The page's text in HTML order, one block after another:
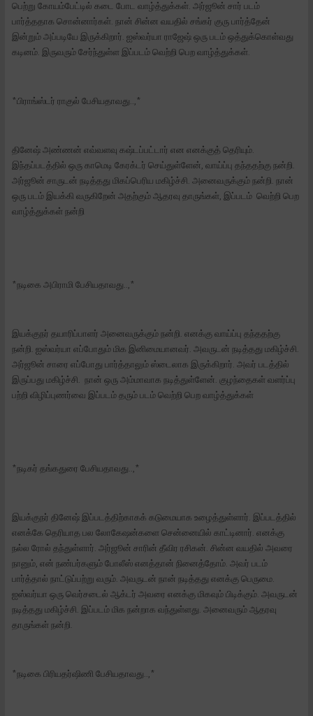
பெற்று கோயம்பேட்டில் கடை போட வாழ்த்துக்கள். அர்ஜூன் சார் படம்
பார்த்ததாக சொன்னார்கள். நான் சின்ன வயதில் சங்கர் குரு பார்த்தேன்
இன்றும் அப்படியே இருக்கிறார். ஐஸ்வர்யா ராஜேஷ் ஒரு படம் ஒத்துக்கொள்வது
கடினம். இருவரும் சேர்ந்துள்ள இப்படம் வெற்றி பெற வாழ்த்துக்கள்.
*பிராங்ஸ்டர் ராகுல் பேசியதாவது..,*
தினேஷ் அண்ணன் எவ்வளவு கஷ்டப்பட்டார் என எனக்குத் தெரியும்.
இந்தப்படத்தில் ஒரு காமெடி கேரக்டர் செய்துள்ளேன், வாய்ப்பு தந்ததற்கு நன்றி.
அர்ஜூன் சாருடன் நடித்தது மிகப்பெரிய மகிழ்ச்சி. அனைவருக்கும் நன்றி. நான்
ஒரு படம் இயக்கி வருகிறேன் அதற்கும் ஆதரவு தாருங்கள், இப்படம் வெற்றி பெற
வாழ்த்துக்கள் நன்றி
*நடிகை அபிராமி பேசியதாவது..,*
இயக்குநர் தயாரிப்பாளர் அனைவருக்கும் நன்றி. எனக்கு வாய்ப்பு தந்ததற்கு
நன்றி. ஐஸ்வர்யா எப்போதும் மிக இனிமையானவர். அவருடன் நடித்தது மகிழ்ச்சி.
அர்ஜூன் சாரை எப்போது பார்த்தாலும் ஸ்டைலாக இருக்கிறார். அவர் படத்தில்
இருப்பது மகிழ்ச்சி. நான் ஒரு அம்மாவாக நடித்துள்ளேன். குழந்தைகள் வளர்ப்பு
பற்றி விழிப்புணர்வை இப்படம் தரும் படம் வெற்றி பெற வாழ்த்துக்கள்
*நடிகர் தங்கதுரை பேசியதாவது..,*
இயக்குநர் தினேஷ் இப்படத்திற்காகக் கடுமையாக உழைத்துள்ளார். இப்படத்தில்
எனக்கே தெரியாத பல லோகேஷன்களை சென்னையில் காட்டினார். எனக்கு
நல்ல ரோல் தந்துள்ளார். அர்ஜூன் சாரின் தீவிர ரசிகன். சின்ன வயதில் அவரை
நானும், என் நண்பர்களும் போலீஸ் எனத்தான் நினைத்தோம். அவர் படம்
பார்த்தால் நாட்டுப்பற்று வரும். அவருடன் நான் நடித்தது எனக்கு பெருமை.
ஐஸ்வர்யா ஒரு வெர்சடைல் ஆக்டர் அவரை எனக்கு மிகவும் பிடிக்கும். அவருடன்
நடித்தது மகிழ்ச்சி. இப்படம் மிக நன்றாக வந்துள்ளது. அனைவரும் ஆதரவு
தாருங்கள் நன்றி.
*நடிகை பிரியதர்ஷிணி பேசியதாவது..,*